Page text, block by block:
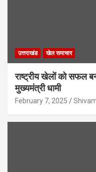
उत्तराखंड खेल समाचार
राष्ट्रीय खेलों को सफल
मुख्यमंत्री धामी
February 7, 2025